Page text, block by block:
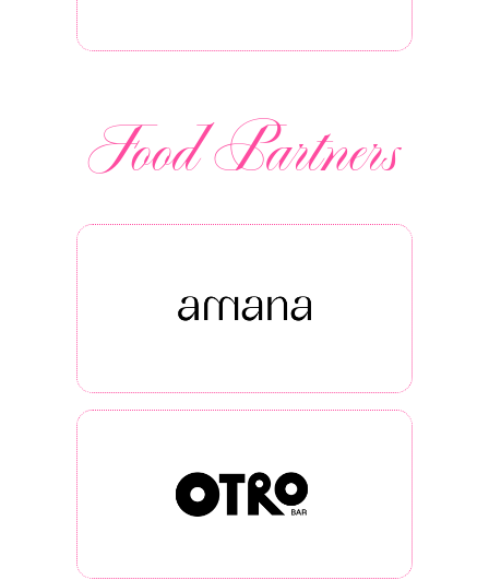
Food Partners